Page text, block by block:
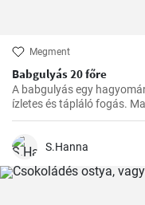
Megment
Babgulyás 20 főre
A babgulyás egy
ízletes és tápláló fogás.
zöldségek ízletes
egyszerűen főzni is lehet.
S.Hanna